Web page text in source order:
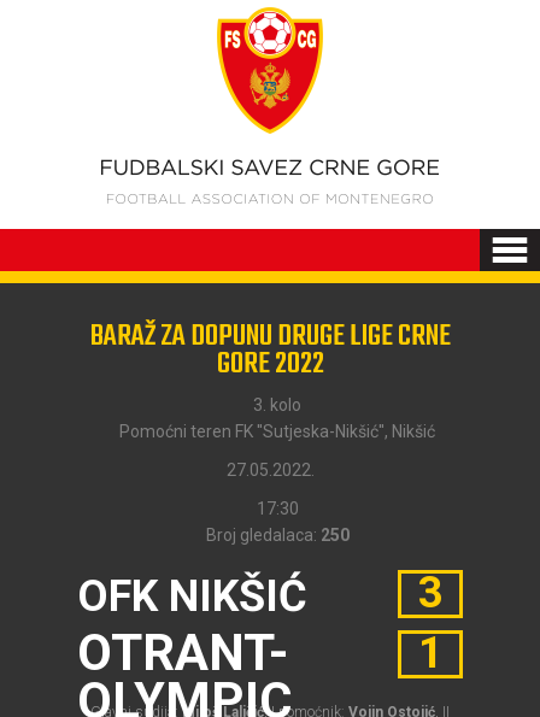
BARAŽ ZA DOPUNU DRUGE LIGE CRNE
GORE 2022
3. kolo
Pomoćni teren FK ''Sutjeska-Nikšić'', Nikšić
27.05.2022.
17:30
Broj gledalaca: 250
OFK NIKŠIĆ
OTRANT-
OLYMPIC
3
1
Glavni sudija:Miloš Laličić, I pomoćnik: Vojin Ostojić, II